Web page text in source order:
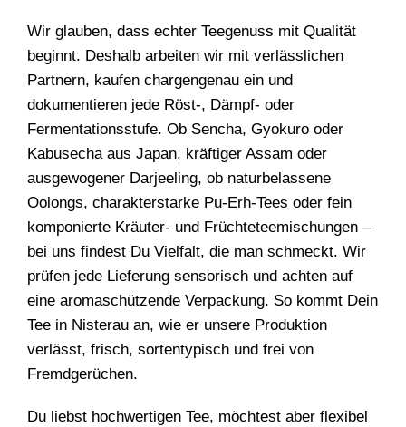
Wir glauben, dass echter Teegenuss mit Qualität
beginnt. Deshalb arbeiten wir mit verlässlichen
Partnern, kaufen chargengenau ein und
dokumentieren jede Röst-, Dämpf- oder
Fermentationsstufe. Ob Sencha, Gyokuro oder
Kabusecha aus Japan, kräftiger Assam oder
ausgewogener Darjeeling, ob naturbelassene
Oolongs, charakterstarke Pu-Erh-Tees oder fein
komponierte Kräuter- und Früchteteemischungen –
bei uns findest Du Vielfalt, die man schmeckt. Wir
prüfen jede Lieferung sensorisch und achten auf
eine aromaschützende Verpackung. So kommt Dein
Tee in Nisterau an, wie er unsere Produktion
verlässt, frisch, sortentypisch und frei von
Fremdgerüchen.
Du liebst hochwertigen Tee, möchtest aber flexibel